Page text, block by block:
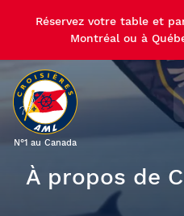
Réservez votre table et
Montréal ou à
N°1 au Canada
À propos de